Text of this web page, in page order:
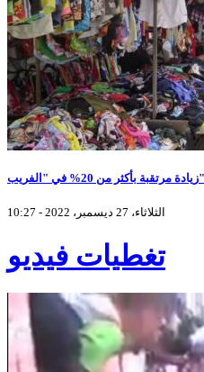
زيادة مرتقبة بأكثر من 20% في "الفريب"
الثلاثاء، 27 ديسمبر، 2022 - 10:27
تغطيات فيديو